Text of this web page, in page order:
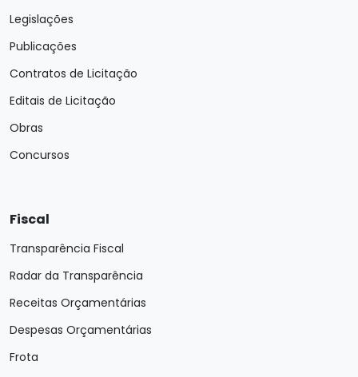
Legislações
Publicações
Contratos de Licitação
Editais de Licitação
Obras
Concursos
Fiscal
Transparência Fiscal
Radar da Transparência
Receitas Orçamentárias
Despesas Orçamentárias
Frota